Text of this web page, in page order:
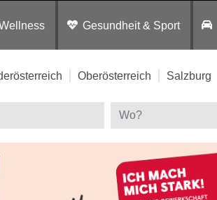
Gesundheit & Sport
Oberösterreich Salzburg